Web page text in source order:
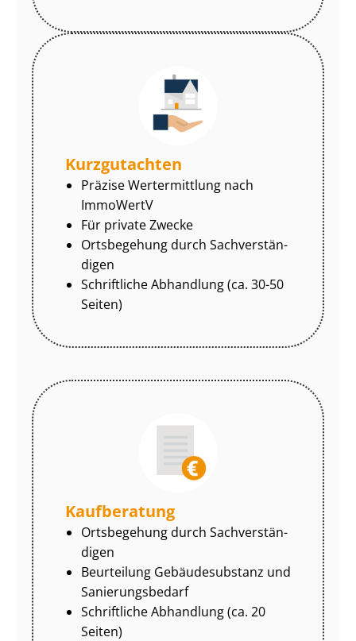
Kurzgutachten
Präzise Wertermittlung nach
ImmoWertV
Für private Zwecke
Ortsbegehung durch Sach­ver­stän­
di­gen
Schriftliche Abhandlung (ca. 30-50
Seiten)
Kaufberatung
Ortsbegehung durch Sach­ver­stän­
di­gen
Beurteilung Gebäudesubstanz und
Sa­nie­rungs­be­darf
Schriftliche Abhandlung (ca. 20
Seiten)